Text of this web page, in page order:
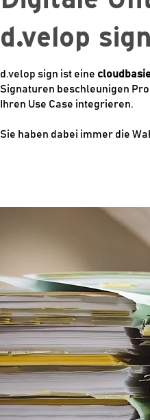
d.velop sign
d.velop sign ist eine
Signaturen beschleunigen
Ihren Use Case integrieren.
Sie haben dabei immer die